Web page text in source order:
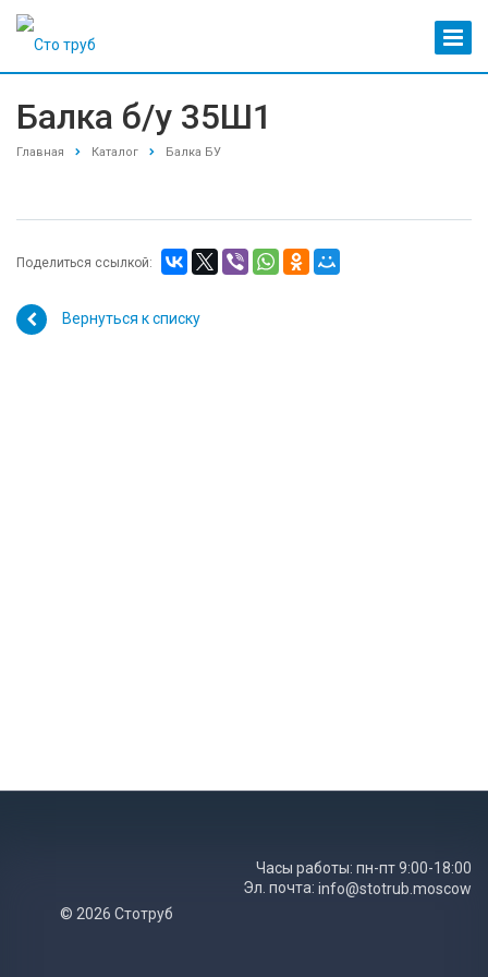
Балка б/у 35Ш1
Главная Каталог Балка БУ
Поделиться ссылкой:
Вернуться к списку
Часы работы: пн-пт 9:00-18:00
Эл. почта: info@stotrub.moscow
© 2026 Стотруб